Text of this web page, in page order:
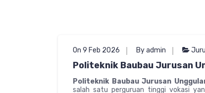
On 9 Feb 2026 By admin
Politeknik Baubau Jurusan
Politeknik Baubau Jurusan
salah satu perguruan tinggi vokasi